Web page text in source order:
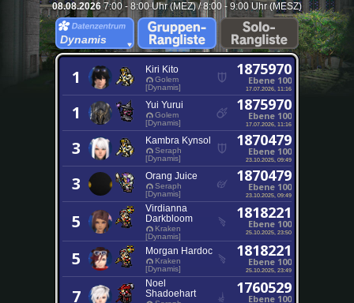
08.08.20267:00 - 8:00 Uhr (MEZ) / 8:00 - 9:00 Uhr (MESZ)
Dynamis
1 Kiri Kito
Golem
[Dynamis]
1875970
Ebene 100
17.07.2026, 11:16
1 Yui Yurui
Golem
[Dynamis]
1875970
Ebene 100
17.07.2026, 11:16
3 Kambra Kynsol
Seraph
[Dynamis]
1870479
Ebene 100
23.10.2025, 09:49
3 Orang Juice
Seraph
[Dynamis]
1870479
Ebene 100
23.10.2025, 09:49
5
Virdianna
Darkbloom
Kraken
[Dynamis]
1818221
Ebene 100
25.10.2025, 23:50
5 Morgan Hardoc
Kraken
[Dynamis]
1818221
Ebene 100
25.10.2025, 23:49
7
Noel
Shadoehart
1760529
Ebene 100